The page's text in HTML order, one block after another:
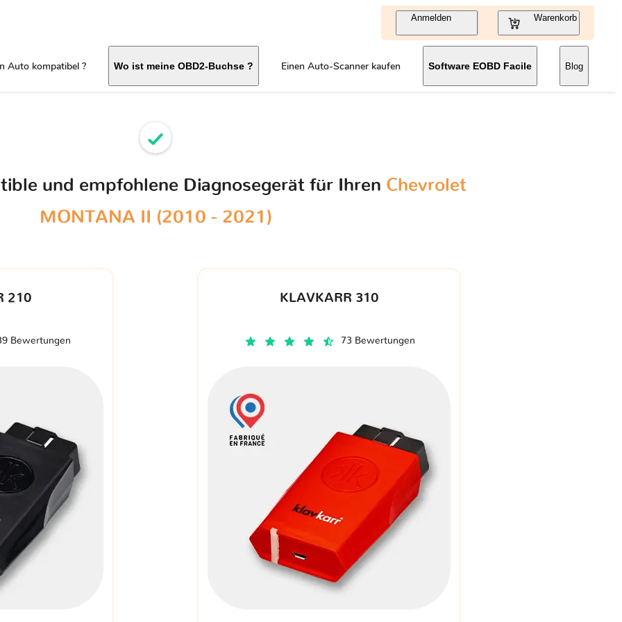
Anmelden Warenkorb
Auto kompatibel ? Wo ist meine OBD2-Buchse ? Einen Auto-Scanner kaufen Software EOBD Facile Blog
und empfohlene Diagnosegerät für Ihren Chevrolet
MONTANA II (2010 - 2021)
210
Bewertungen
KLAVKARR 310
73 Bewertungen